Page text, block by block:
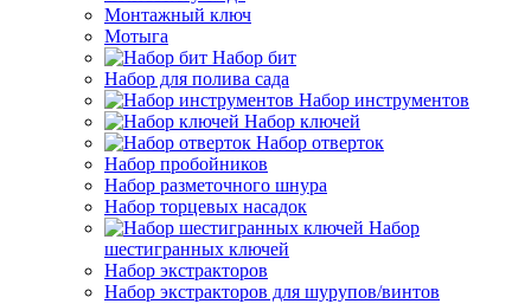
Монтажный ключ
Мотыга
Набор бит
Набор для полива сада
Набор инструментов
Набор ключей
Набор отверток
Набор пробойников
Набор разметочного шнура
Набор торцевых насадок
Набор
шестигранных ключей
Набор экстракторов
Набор экстракторов для шурупов/винтов